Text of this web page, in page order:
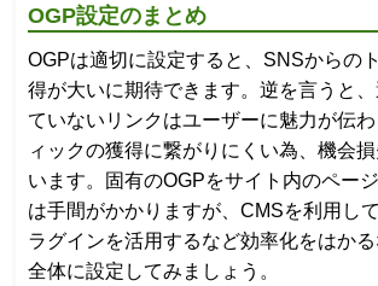
OGP設定のまとめ
OGPは適切に設定すると、SNSからの
得が大いに期待できます。逆を言うと
ていないリンクはユーザーに魅力が伝
ィックの獲得に繋がりにくい為、機会
います。固有のOGPをサイト内のペー
は手間がかかりますが、CMSを利用し
ラグインを活用するなど効率化をはか
全体に設定してみましょう。